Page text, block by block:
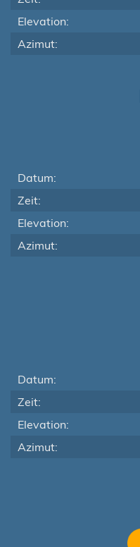
Elevation:
Azimut:
Datum:
Zeit:
Elevation:
Azimut:
Datum:
Zeit:
Elevation:
Azimut: